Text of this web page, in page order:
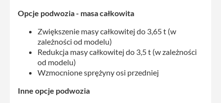
Opcje podwozia - masa całkowita
Zwiększenie masy całkowitej do 3,65 t (w
zależności od modelu)
Redukcja masy całkowitej do 3,5 t (w zależności
od modelu)
Wzmocnione sprężyny osi przedniej
Inne opcje podwozia